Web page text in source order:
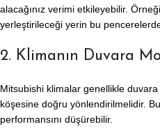
alacağınız verimi etkileyebilir.
yerleştirileceği yerin bu
2. Klimanın Duvara
Mitsubishi klimalar genellikle
köşesine doğru yönlendirilmelidir.
performansını düşürebilir.